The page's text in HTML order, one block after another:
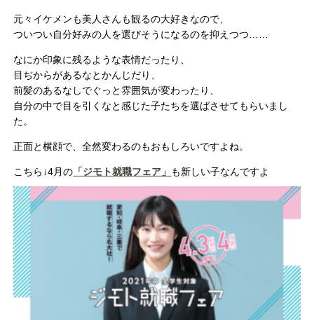
元々イケメンも美人さんも観るの大好きなので、
ついつい自分好みの人を選びそうになるのを抑えつつ……
なにか印象に残るような表情だったり、
目ぢからがあるなとかんじだり、
前髪のあるなしでぐっと雰囲気が変わったり、
自分の中で目を引くなと感じた子たちを選ばさせてもらいまし
た。
正面と横顔で、全然変わるのもおもしろいですよね。
こちら↓4月の 「ジモト就職フェア」 も新しい子なんですよ